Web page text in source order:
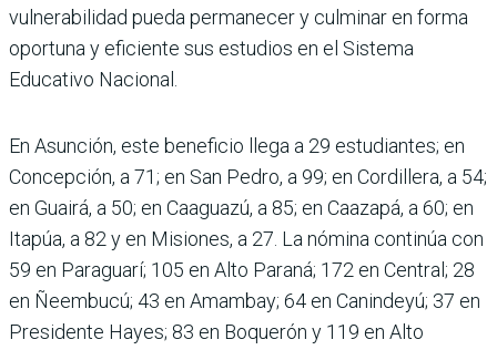
vulnerabilidad pueda permanecer y culminar en forma
oportuna y eficiente sus estudios en el Sistema
Educativo Nacional.
En Asunción, este beneficio llega a 29 estudiantes; en
Concepción, a 71; en San Pedro, a 99; en Cordillera, a 54;
en Guairá, a 50; en Caaguazú, a 85; en Caazapá, a 60; en
Itapúa, a 82 y en Misiones, a 27. La nómina continúa con
59 en Paraguarí; 105 en Alto Paraná; 172 en Central; 28
en Ñeembucú; 43 en Amambay; 64 en Canindeyú; 37 en
Presidente Hayes; 83 en Boquerón y 119 en Alto